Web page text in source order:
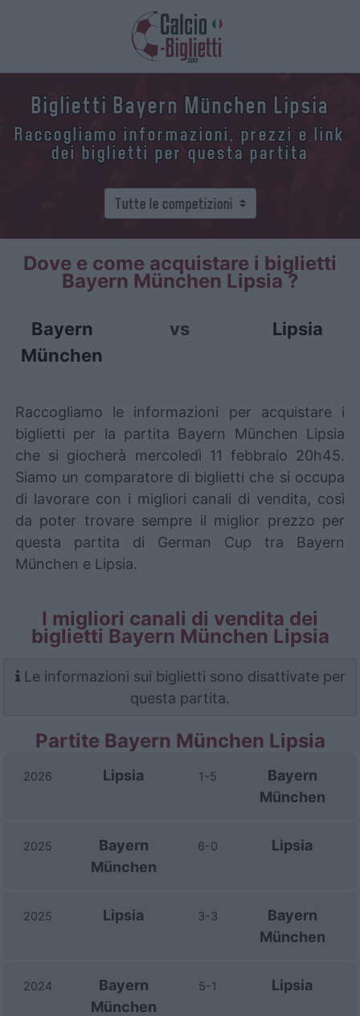
Biglietti Bayern München Lipsia
Raccogliamo informazioni, prezzi e link
dei biglietti per questa partita
Dove e come acquistare i biglietti
Bayern München Lipsia ?
Bayern
München
vs Lipsia
Raccogliamo le informazioni per acquistare i
biglietti per la partita Bayern München Lipsia
che si giocherà mercoledì 11 febbraio 20h45.
Siamo un comparatore di biglietti che si occupa
di lavorare con i migliori canali di vendita, così
da poter trovare sempre il miglior prezzo per
questa partita di German Cup tra Bayern
München e Lipsia.
I migliori canali di vendita dei
biglietti Bayern München Lipsia
Le informazioni sui biglietti sono disattivate per
questa partita.
Partite Bayern München Lipsia
2026 Lipsia 1-5
Bayern
München
2025
Bayern
München
6-0 Lipsia
2025 Lipsia 3-3
Bayern
München
2024
Bayern
München
5-1 Lipsia